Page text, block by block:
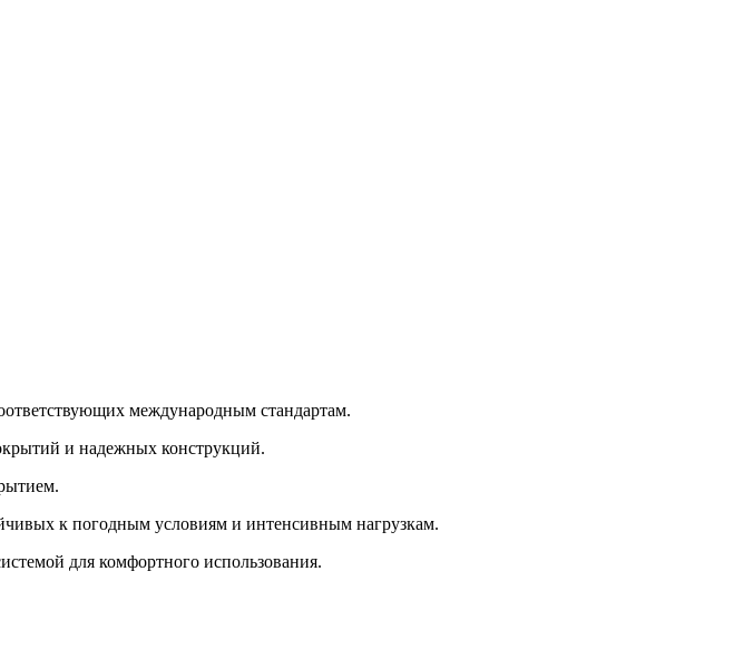
международным стандартам.
и надежных конструкций.
к погодным условиям и интенсивным нагрузкам.
для комфортного использования.